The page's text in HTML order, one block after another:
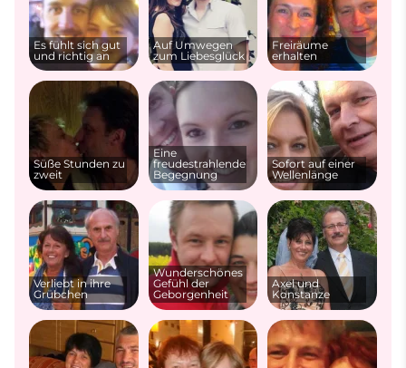
Es fühlt sich gut
und richtig an
Auf Umwegen
zum Liebesglück
Freiräume
erhalten
Süße Stunden zu
zweit
Eine
freudestrahlende
Begegnung
Sofort auf einer
Wellenlänge
Verliebt in ihre
Grübchen
Wunderschönes
Gefühl der
Geborgenheit
Axel und
Konstanze